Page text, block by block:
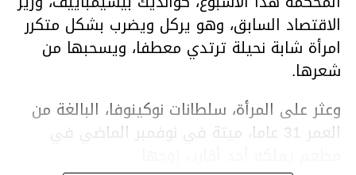
الاقتصاد السابق، وهو يركل ويضرب بشكل متكرر
امرأة شابة نحيلة ترتدي معطفا، ويسحبها من
شعرها.
وعثر على المرأة، سلطانات نوكينوفا، البالغة من
العمر 31 عاما، ميتة في نوفمبر الماضي في